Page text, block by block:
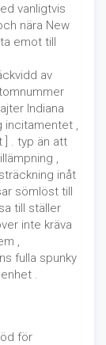
vanligtvis
nära New
emot till
av
Indiana
incitamentet ,
] . typ än att
,
inåt
sömlöst till
till ställer
inte kräva
,
fulla spunky
.
för